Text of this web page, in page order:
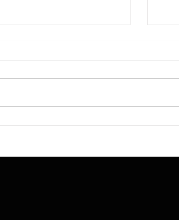
กรุงศรีเผยผลกำไรสุทธิครึ่งแรก
ทีทีบี